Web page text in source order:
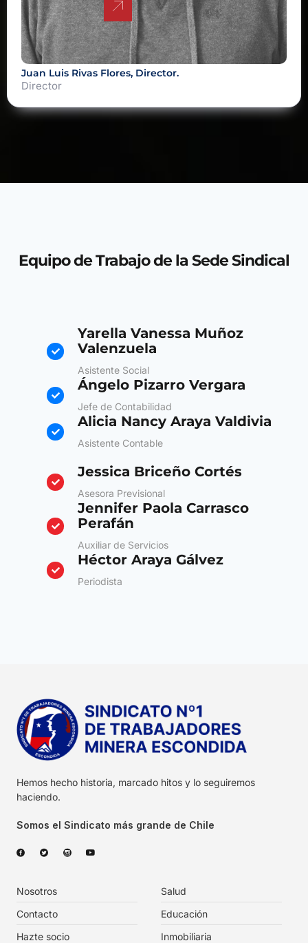
Juan Luis Rivas Flores, Director.
Director
Equipo de Trabajo de la Sede Sindical
Yarella Vanessa Muñoz
Valenzuela
Asistente Social
Ángelo Pizarro Vergara
Jefe de Contabilidad
Alicia Nancy Araya Valdivia
Asistente Contable
Jessica Briceño Cortés
Asesora Previsional
Jennifer Paola Carrasco
Perafán
Auxiliar de Servicios
Héctor Araya Gálvez
Periodista
Hemos hecho historia, marcado hitos y lo seguiremos
haciendo.
Somos el Sindicato más grande de Chile
Nosotros
Contacto
Hazte socio
Salud
Educación
Inmobiliaria